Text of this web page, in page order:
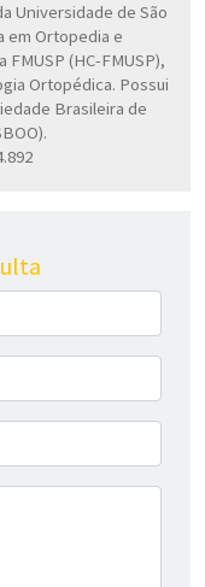
Universidade de São
em Ortopedia e
(HC-FMUSP),
Ortopédica. Possui
Brasileira de